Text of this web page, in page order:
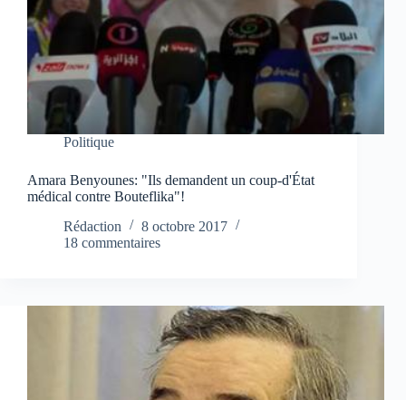
Politique
Amara Benyounes: "Ils demandent un coup-d'État
médical contre Bouteflika"!
Rédaction
8 octobre 2017
18 commentaires